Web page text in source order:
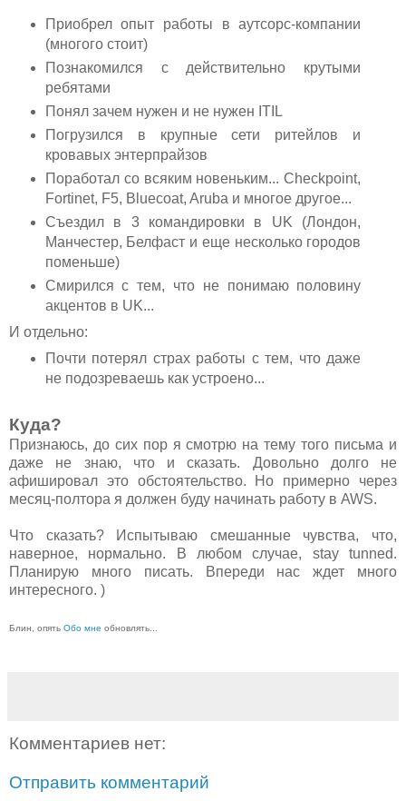
Приобрел опыт работы в аутсорс-компании
(многого стоит)
Познакомился с действительно крутыми
ребятами
Понял зачем нужен и не нужен ITIL
Погрузился в крупные сети ритейлов и
кровавых энтерпрайзов
Поработал со всяким новеньким... Checkpoint,
Fortinet, F5, Bluecoat, Aruba и многое другое...
Съездил в 3 командировки в UK (Лондон,
Манчестер, Белфаст и еще несколько городов
поменьше)
Смирился с тем, что не понимаю половину
акцентов в UK...
И отдельно:
Почти потерял страх работы с тем, что даже
не подозреваешь как устроено...
Куда?
Признаюсь, до сих пор я смотрю на тему того письма и
даже не знаю, что и сказать. Довольно долго не
афишировал это обстоятельство. Но примерно через
месяц-полтора я должен буду начинать работу в AWS.
Что сказать? Испытываю смешанные чувства, что,
наверное, нормально. В любом случае, stay tunned.
Планирую много писать. Впереди нас ждет много
интересного. )
Блин, опять Обо мне обновлять...
Комментариев нет:
Отправить комментарий